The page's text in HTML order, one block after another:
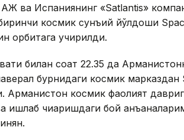
ва Испаниянинг «Satlantis»
космик сунъий йўлдоши
орбитага учирилди.
билан соат 22.35 да
бурнидаги космик марказдан
Арманистон космик фаолият
ишлаб чиқаришдаги бой